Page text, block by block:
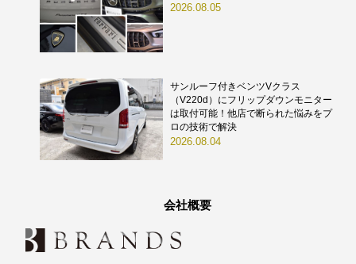
2026.08.05
サンルーフ付きベンツVクラス
（V220d）にフリップダウンモニター
は取付可能！他店で断られた悩みをプ
ロの技術で解決
2026.08.04
会社概要